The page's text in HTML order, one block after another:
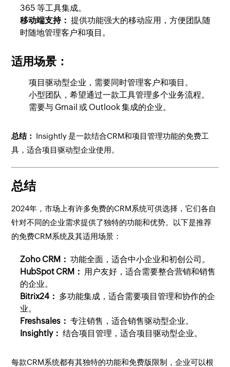
365 等工具集成。
移动端支持： 提供功能强大的移动应用，方便团队随
时随地管理客户和项目。
适用场景：
项目驱动型企业，需要同时管理客户和项目。
小型团队，希望通过一款工具管理多个业务流程。
需要与 Gmail 或 Outlook 集成的企业。
总结： Insightly 是一款结合CRM和项目管理功能的免费工
具，适合项目驱动型企业使用。
总结
2024年，市场上有许多免费的CRM系统可供选择，它们各自
针对不同的企业需求提供了独特的功能和优势。以下是推荐
的免费CRM系统及其适用场景：
Zoho CRM： 功能全面，适合中小企业和初创公司。
HubSpot CRM： 用户友好，适合需要整合营销和销售
的企业。
Bitrix24： 多功能集成，适合需要项目管理和协作的企
业。
Freshsales： 专注销售，适合销售驱动型企业。
Insightly： 结合项目管理，适合项目驱动型企业。
每款CRM系统都有其独特的功能和免费版限制，企业可以根